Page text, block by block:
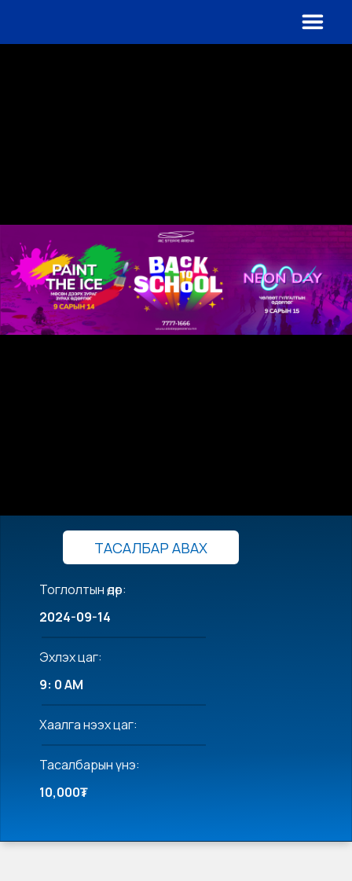
ТАСАЛБАР АВАХ
Тоглолтын өдөр:
2024-09-14
Эхлэх цаг:
9: 0 AM
Хаалга нээх цаг:
Тасалбарын үнэ:
10,000₮